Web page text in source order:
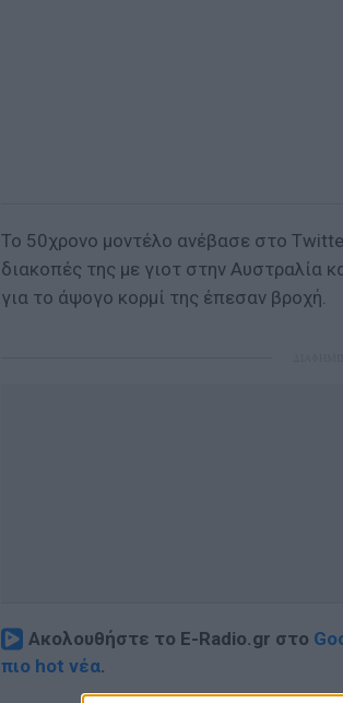
Το 50χρονο μοντέλο ανέβασε στο
διακοπές της με γιοτ στην Αυστραλία
για το άψογο κορμί της έπεσαν βροχή.
Ακολουθήστε το E-Radio.gr στο
πιο hot νέα.